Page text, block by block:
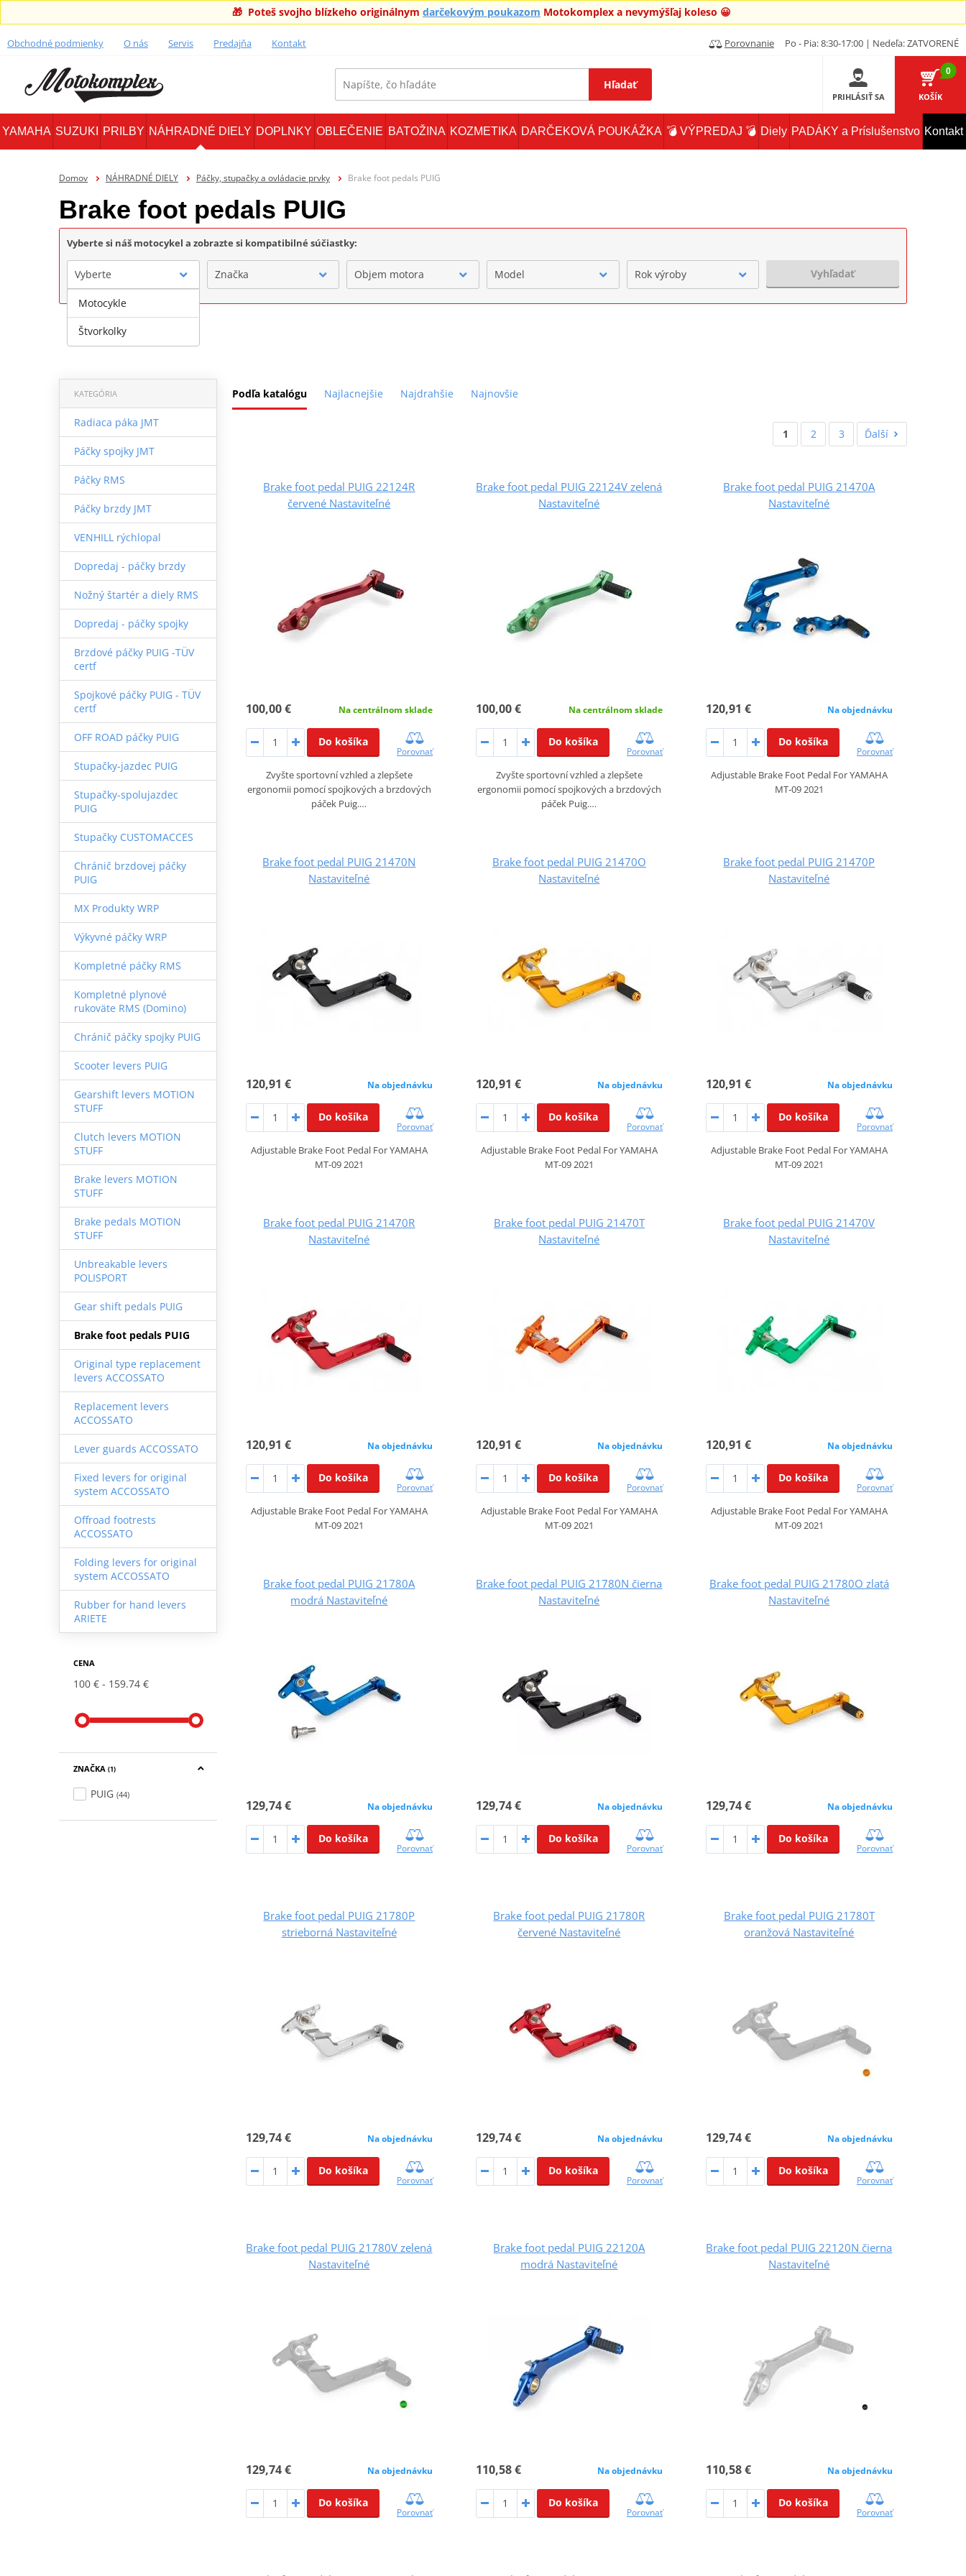
🎁 Poteš svojho blízkeho originálnym darčekovým poukazom Motokomplex a nevymýšľaj koleso 😀
Obchodné podmienky O nás Servis Predajňa Kontakt Porovnanie Po - Pia: 8:30-17:00 | Nedeľa: ZATVORENÉ
Hľadať
PRIHLÁSIŤ SA
0
KOŠÍK
YAMAHA SUZUKI PRILBY NÁHRADNÉ DIELY DOPLNKY OBLEČENIE BATOŽINA KOZMETIKA DARČEKOVÁ POUKÁŽKA 💣 VÝPREDAJ 💣 Diely PADÁKY a Príslušenstvo Kontakt
Domov NÁHRADNÉ DIELY Páčky, stupačky a ovládacie prvky Brake foot pedals PUIG
Brake foot pedals PUIG
Vyberte si náš motocykel a zobrazte si kompatibilné súčiastky:
Vyberte Značka Objem motora Model Rok výroby Vyhľadať
Podľa katalógu Najlacnejšie Najdrahšie Najnovšie
KATEGÓRIA
Radiaca páka JMT
Páčky spojky JMT
Páčky RMS
Páčky brzdy JMT
VENHILL rýchlopal
Dopredaj - páčky brzdy
Nožný štartér a diely RMS
Dopredaj - páčky spojky
Brzdové páčky PUIG -TÜV
certf
Spojkové páčky PUIG - TÜV
certf
OFF ROAD páčky PUIG
Stupačky-jazdec PUIG
Stupačky-spolujazdec
PUIG
Stupačky CUSTOMACCES
Chránič brzdovej páčky
PUIG
MX Produkty WRP
Výkyvné páčky WRP
Kompletné páčky RMS
Kompletné plynové
rukoväte RMS (Domino)
Chránič páčky spojky PUIG
Scooter levers PUIG
Gearshift levers MOTION
STUFF
Clutch levers MOTION
STUFF
Brake levers MOTION
STUFF
Brake pedals MOTION
STUFF
Unbreakable levers
POLISPORT
Gear shift pedals PUIG
Brake foot pedals PUIG
Original type replacement
levers ACCOSSATO
Replacement levers
ACCOSSATO
Lever guards ACCOSSATO
Fixed levers for original
system ACCOSSATO
Offroad footrests
ACCOSSATO
Folding levers for original
system ACCOSSATO
Rubber for hand levers
ARIETE
CENA
100 € 159.74 €
ZNAČKA (1)
PUIG (44)
1 2 3 Ďalší
Brake foot pedal PUIG 22124R
červené Nastaviteľné
100,00 € Na centrálnom sklade
Do košíka
Porovnať
Zvyšte sportovní vzhled a zlepšete
ergonomii pomocí spojkových a brzdových
páček Puig.…
Brake foot pedal PUIG 22124V zelená
Nastaviteľné
100,00 € Na centrálnom sklade
Do košíka
Porovnať
Zvyšte sportovní vzhled a zlepšete
ergonomii pomocí spojkových a brzdových
páček Puig.…
Brake foot pedal PUIG 21470A
Nastaviteľné
120,91 € Na objednávku
Do košíka
Porovnať
Adjustable Brake Foot Pedal For YAMAHA
MT-09 2021
Brake foot pedal PUIG 21470N
Nastaviteľné
120,91 € Na objednávku
Do košíka
Porovnať
Adjustable Brake Foot Pedal For YAMAHA
MT-09 2021
Brake foot pedal PUIG 21470O
Nastaviteľné
120,91 € Na objednávku
Do košíka
Porovnať
Adjustable Brake Foot Pedal For YAMAHA
MT-09 2021
Brake foot pedal PUIG 21470P
Nastaviteľné
120,91 € Na objednávku
Do košíka
Porovnať
Adjustable Brake Foot Pedal For YAMAHA
MT-09 2021
Brake foot pedal PUIG 21470R
Nastaviteľné
120,91 € Na objednávku
Do košíka
Porovnať
Adjustable Brake Foot Pedal For YAMAHA
MT-09 2021
Brake foot pedal PUIG 21470T
Nastaviteľné
120,91 € Na objednávku
Do košíka
Porovnať
Adjustable Brake Foot Pedal For YAMAHA
MT-09 2021
Brake foot pedal PUIG 21470V
Nastaviteľné
120,91 € Na objednávku
Do košíka
Porovnať
Adjustable Brake Foot Pedal For YAMAHA
MT-09 2021
Brake foot pedal PUIG 21780A
modrá Nastaviteľné
129,74 € Na objednávku
Do košíka
Porovnať
Brake foot pedal PUIG 21780N čierna
Nastaviteľné
129,74 € Na objednávku
Do košíka
Porovnať
Brake foot pedal PUIG 21780O zlatá
Nastaviteľné
129,74 € Na objednávku
Do košíka
Porovnať
Brake foot pedal PUIG 21780P
strieborná Nastaviteľné
129,74 € Na objednávku
Do košíka
Porovnať
Brake foot pedal PUIG 21780R
červené Nastaviteľné
129,74 € Na objednávku
Do košíka
Porovnať
Brake foot pedal PUIG 21780T
oranžová Nastaviteľné
129,74 € Na objednávku
Do košíka
Porovnať
Brake foot pedal PUIG 21780V zelená
Nastaviteľné
129,74 € Na objednávku
Do košíka
Porovnať
Brake foot pedal PUIG 22120A
modrá Nastaviteľné
110,58 € Na objednávku
Do košíka
Porovnať
Brake foot pedal PUIG 22120N čierna
Nastaviteľné
110,58 € Na objednávku
Do košíka
Porovnať
Motocykle
Štvorkolky